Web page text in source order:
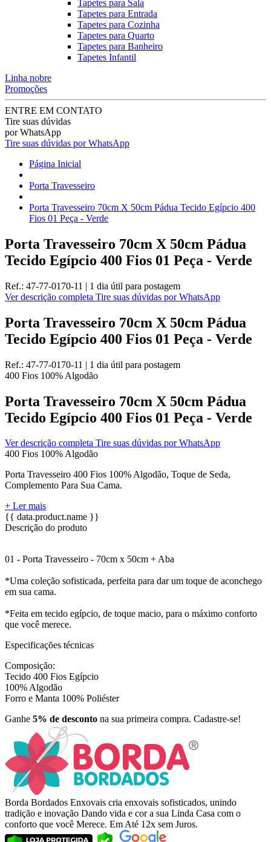
Tapetes para Sala
Tapetes para Entrada
Tapetes para Cozinha
Tapetes para Quarto
Tapetes para Banheiro
Tapetes Infantil
Linha nobre
Promoções
ENTRE EM CONTATO
Tire suas dúvidas
por WhatsApp
Tire suas dúvidas por WhatsApp
Página Inicial
Porta Travesseiro
Porta Travesseiro 70cm X 50cm Pádua Tecido Egípcio 400
Fios 01 Peça - Verde
Porta Travesseiro 70cm X 50cm Pádua
Tecido Egípcio 400 Fios 01 Peça - Verde
Ref.: 47-77-0170-11 | 1 dia útil para postagem
Ver descrição completa Tire suas dúvidas por WhatsApp
Porta Travesseiro 70cm X 50cm Pádua
Tecido Egípcio 400 Fios 01 Peça - Verde
Ref.: 47-77-0170-11 | 1 dia útil para postagem
400 Fios 100% Algodão
Porta Travesseiro 70cm X 50cm Pádua
Tecido Egípcio 400 Fios 01 Peça - Verde
Ver descrição completa Tire suas dúvidas por WhatsApp
400 Fios 100% Algodão
Porta Travesseiro 400 Fios 100% Algodão, Toque de Seda,
Complemento Para Sua Cama.
+ Ler mais
{{ data.product.name }}
Descrição do produto
01 - Porta Travesseiro - 70cm x 50cm + Aba
*Uma coleção sofisticada, perfeita para dar um toque de aconchego
em sua cama.
*Feita em tecido egípcio, de toque macio, para o máximo conforto
que você merece.
Especificações técnicas
Composição:
Tecido 400 Fios Egípcio
100% Algodão
Forro e Manta 100% Poliéster
Ganhe 5% de desconto na sua primeira compra. Cadastre-se!
Borda Bordados Enxovais cria enxovais sofisticados, unindo
tradição e inovação Dando vida e cor a sua Linda Casa com o
conforto que você Merece. Em Até 12x sem Juros.